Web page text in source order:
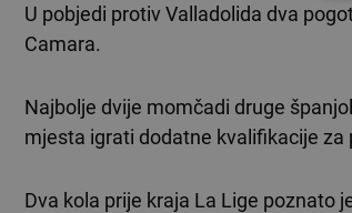
U pobjedi protiv Valladolida dva
Camara.
Najbolje dvije momčadi druge
mjesta igrati dodatne kvalifikacije za
Dva kola prije kraja La Lige poznato